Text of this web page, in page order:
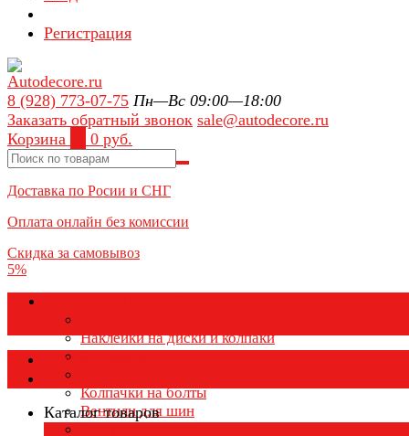
Регистрация
8 (928) 773-07-75 Пн—Вс 09:00—18:00
Заказать обратный звонок sale@autodecore.ru
Корзина
0 руб.
Доставка по Росии и СНГ
Оплата онлайн без комиссии
Скидка за самовывоз
5%
Наклейки на диски и колпаки
Колпаки на колеса
Колпачки на болты
Вентили для шин
Каталог товаров
Каталог товаров